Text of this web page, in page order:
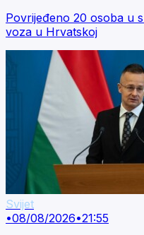
Povrijeđeno 20 osoba u
voza u Hrvatskoj
Svijet
•08/08/2026•21:55